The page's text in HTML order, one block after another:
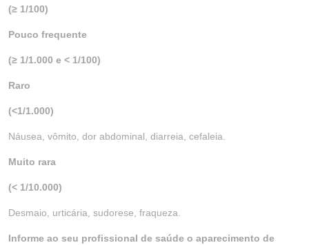
(≥ 1/100)
Pouco frequente
(≥ 1/1.000 e < 1/100)
Raro
(<1/1.000)
Náusea, vômito, dor abdominal, diarreia, cefaleia.
Muito rara
(< 1/10.000)
Desmaio, urticária, sudorese, fraqueza.
Informe ao seu profissional de saúde o aparecimento de